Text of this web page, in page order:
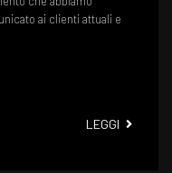
ai clienti attuali e
LEGGI